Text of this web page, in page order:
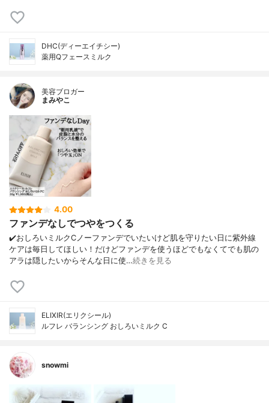
DHC(ディーエイチシー)
薬用Qフェースミルク
美容ブロガー
まみやこ
4.00
ファンデなしでつやをつくる
✔️おしろいミルクCノーファンデでいたいけど肌を守りたい日に紫外線
ケアは毎日してほしい！だけどファンデを使うほどでもなくてでも肌の
アラは隠したいからそんな日に使…続きを見る
ELIXIR(エリクシール)
ルフレ バランシング おしろいミルク C
snowmi